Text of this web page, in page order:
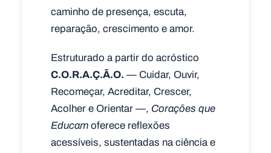
caminho de presença, escuta,
reparação, crescimento e amor.
Estruturado a partir do acróstico
C.O.R.A.Ç.Ã.O. — Cuidar, Ouvir,
Recomeçar, Acreditar, Crescer,
Acolher e Orientar —, Corações que
Educamoferece reflexões
acessíveis, sustentadas na ciência e